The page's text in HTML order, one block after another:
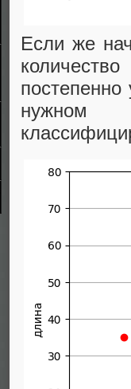
Если же
нужном